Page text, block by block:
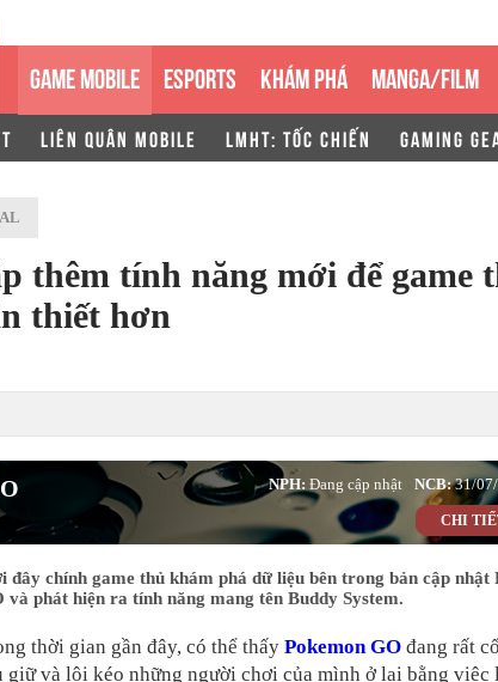
GAME MOBILE ESPORTS KHÁM PHÁ MANGA/FILM
LIÊN QUÂN MOBILE LMHT: TỐC CHIẾN GAMING
thêm tính năng mới để game
thiết hơn
31/
NCB:
Đang cập nhật
NPH:
CHI
đây chính game thủ khám phá dữ liệu bên trong bản cập nhật
và phát hiện ra tính năng mang tên Buddy System.
thời gian gần đây, có thể thấy Pokemon GO đang rất
giữ và lôi kéo những người chơi của mình ở lại bằng việc